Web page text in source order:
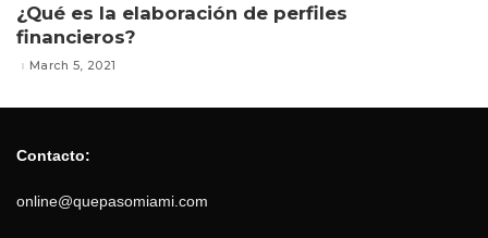
¿Qué es la elaboración de perfiles
financieros?
March 5, 2021
Contacto:
online@quepasomiami.com